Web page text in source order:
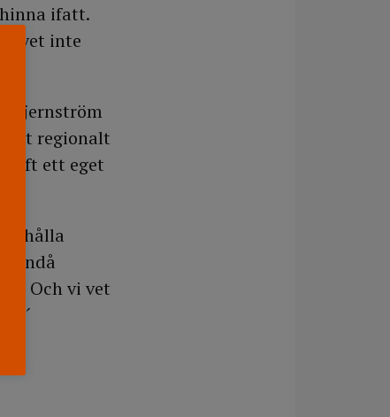
ifatt.
vet inte
Stjernström
regionalt
haft ett eget
ändå
Och vi vet